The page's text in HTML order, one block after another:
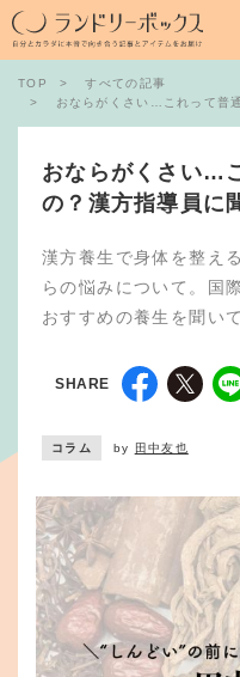
TOP
すべての記事
おならがくさい…これって普通
おならがくさい…
の？漢方指導員に
漢方養生で身体を整え
らの悩みについて。国
おすすめの養生を聞い
SHARE
コラム by 田中友也